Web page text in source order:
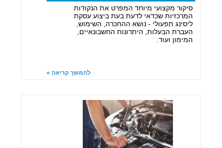
סיקור מקצועי מיוחד המפרט את הנקודות
המרכזיות שכדאי לדעת בעת ביצוע עסקת
ליסינג תפעולי - נושא ההחכרה, השימוש,
העברת הבעלות, היתרונות החשבונאיים,
המימון ועוד.
להמשך קריאה »